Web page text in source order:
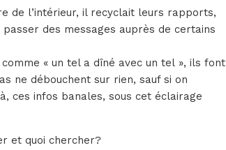
de l’intérieur, il recyclait leurs rapports,
des messages auprès de certains
« un tel a dîné avec un tel », ils font
ne débouchent sur rien, sauf si on
ces infos banales, sous cet éclairage
et quoi chercher?